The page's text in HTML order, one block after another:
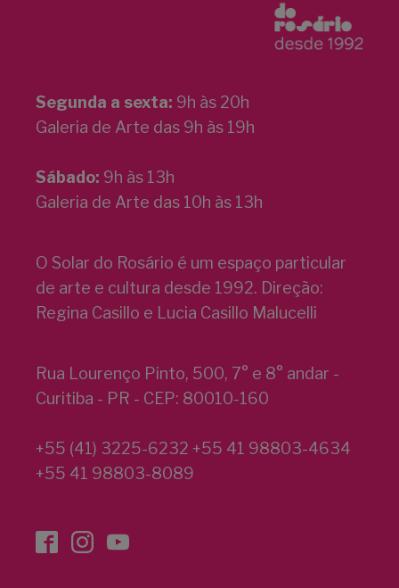
Segunda a sexta: 9h às 20h
Galeria de Arte das 9h às 19h
Sábado: 9h às 13h
Galeria de Arte das 10h às 13h
O Solar do Rosário é um espaço particular
de arte e cultura desde 1992. Direção:
Regina Casillo e Lucia Casillo Malucelli
Rua Lourenço Pinto, 500, 7° e 8° andar -
Curitiba - PR - CEP: 80010-160
+55 (41) 3225-6232 +55 41 98803-4634
+55 41 98803-8089